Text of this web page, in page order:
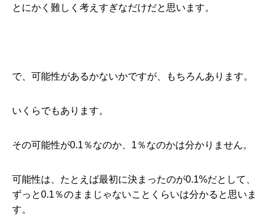
とにかく難しく考えすぎなだけだと思います。
で、可能性があるかないかですが、もちろんあります。
いくらでもあります。
その可能性が0.1％なのか、1％なのかは分かりません。
可能性は、たとえば最初に決まったのが0.1%だとして、
ずっと0.1％のままじゃないことくらいは分かると思いま
す。